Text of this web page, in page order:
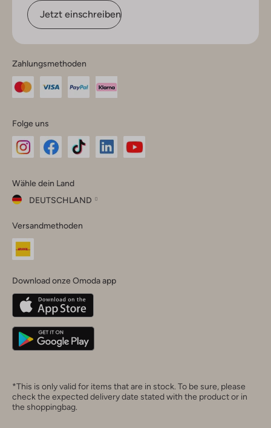
Jetzt einschreiben
Zahlungsmethoden
Folge uns
Instagram
Facebook
TikTok
Wähle dein Land
DEUTSCHLAND
dein
Land
Belgique(Français)
Deutschland
Versandmethoden
Download onze Omoda app
*This is only valid for items that are in stock. To be sure, please
check the expected delivery date stated with the product or in
the shoppingbag.